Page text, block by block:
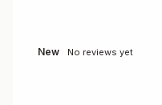
New No reviews yet